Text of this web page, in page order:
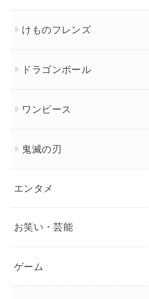
けものフレンズ
ドラゴンボール
ワンピース
鬼滅の刃
エンタメ
お笑い・芸能
ゲーム